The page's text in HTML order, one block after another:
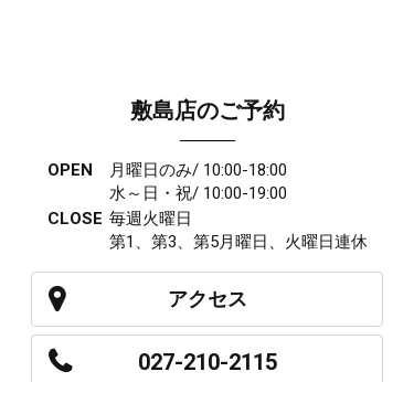
敷島店のご予約
OPEN
月曜日のみ/ 10:00-18:00
水～日・祝/ 10:00-19:00
CLOSE 毎週火曜日
第1、第3、第5月曜日、火曜日連休
アクセス
027-210-2115